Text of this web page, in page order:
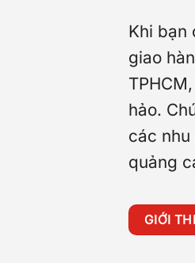
Khi bạn
giao
hảo.
các
quảng
GIỚI